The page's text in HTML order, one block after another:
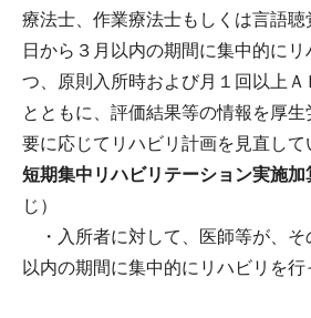
療法士、作業療法士もしくは言語
日から３月以内の期間に集中的に
つ、原則入所時および月１回以上Ａ
とともに、評価結果等の情報を厚
要に応じてリハビリ計画を見直して
短期集中リハビリテーション実施加
じ）
・入所者に対して、医師等が、そ
以内の期間に集中的にリハビリを行